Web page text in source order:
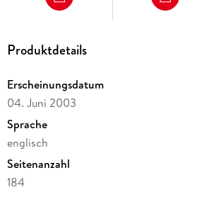
Produktdetails
Erscheinungsdatum
04. Juni 2003
Sprache
englisch
Seitenanzahl
184